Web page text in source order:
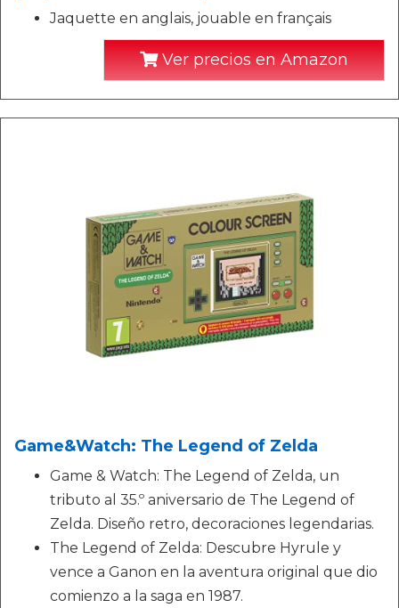
Jaquette en anglais, jouable en français
Ver precios en Amazon
Game&Watch: The Legend of Zelda
Game & Watch: The Legend of Zelda, un
tributo al 35.º aniversario de The Legend of
Zelda. Diseño retro, decoraciones legendarias.
The Legend of Zelda: Descubre Hyrule y
vence a Ganon en la aventura original que dio
comienzo a la saga en 1987.